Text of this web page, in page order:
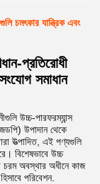
চমৎকার যান্ত্রিক এবং
প্রতিরোধী
সমাধান
উচ্চ-পারফরম্যান্স
উপাদান থেকে
উত্পাদিত, এই পণ্যগুলি
বিশেষভাবে উচ্চ
চরম অবস্থার অধীনে কাজ
পরিবেশন.